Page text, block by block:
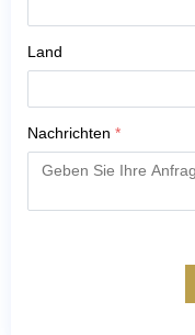
Land
Nachrichten *